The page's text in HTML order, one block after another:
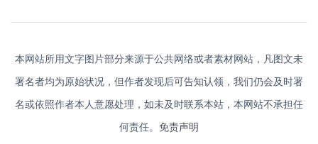
本网站所用文字图片部分来源于公共网络或者素材网站，凡图文未
署名者均为原始状况，但作者发现后可告知认领，我们仍会及时署
名或依照作者本人意愿处理，如未及时联系本站，本网站不承担任
何责任。 免责声明